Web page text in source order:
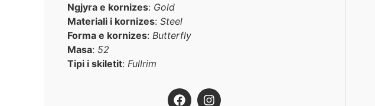
Ngjyra e kornizes: Gold
Materiali i kornizes:Steel
Forma e kornizes:Butterfly
Masa: 52
Tipi i skiletit:Fullrim